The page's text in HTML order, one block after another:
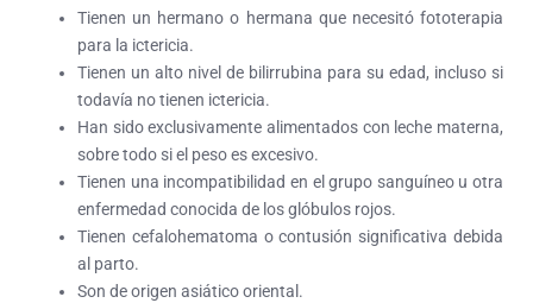
Tienen un hermano o hermana que necesitó fototerapia
para la ictericia.
Tienen un alto nivel de bilirrubina para su edad, incluso si
todavía no tienen ictericia.
Han sido exclusivamente alimentados con leche materna,
sobre todo si el peso es excesivo.
Tienen una incompatibilidad en el grupo sanguíneo u otra
enfermedad conocida de los glóbulos rojos.
Tienen cefalohematoma o contusión significativa debida
al parto.
Son de origen asiático oriental.